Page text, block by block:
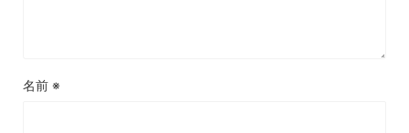
名前 ※